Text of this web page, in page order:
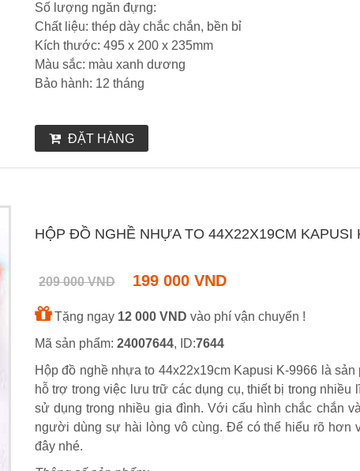
Số lượng ngăn đựng:
Chất liệu: thép dày chắc chắn, bền bỉ
Kích thước: 495 x 200 x 235mm
Màu sắc: màu xanh dương
Bảo hành: 12 tháng
ĐẶT HÀNG
HỘP ĐỒ NGHỀ NHỰA TO 44X22X19CM KAPUSI
209 000 VND 199 000 VND
Tặng ngay 12 000 VND vào phí vận chuyển !
Mã sản phẩm: 24007644, ID:7644
Hộp đồ nghề nhựa to 44x22x19cm Kapusi K-9966 là
hỗ trợ trong việc lưu trữ các dụng cụ, thiết bị trong
sử dụng trong nhiều gia đình. Với cấu hình chắc chắn
người dùng sự hài lòng vô cùng. Để có thể hiểu rõ hơn
đây nhé.